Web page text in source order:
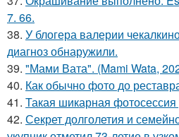
7. 66.
38. У блогера валерии
диагноз обнаружили.
39. "Мами Вата". (Mami Wata,
40. Как обычно фото до
41. Такая шикарная
42. Секрет долголетия и